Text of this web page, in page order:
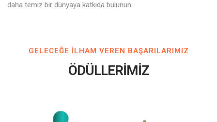
daha temiz bir dünyaya katkıda bulunun.
GELECEĞE ILHAM VEREN BAŞARILARIMIZ
ÖDÜLLERİMİZ